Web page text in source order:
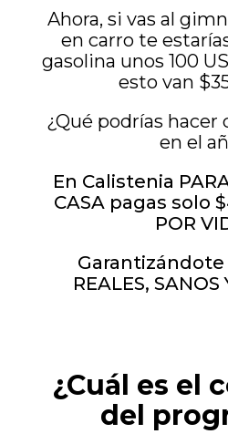
Ahora, si vas al
en carro te
gasolina unos 100
esto van
¿Qué podrías
en el
En Calistenia
CASA pagas solo
POR
REALES, SANOS
¿Cuál es el
del